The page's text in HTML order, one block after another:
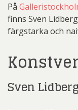
På
finns Sven
färgstarka och
Sven